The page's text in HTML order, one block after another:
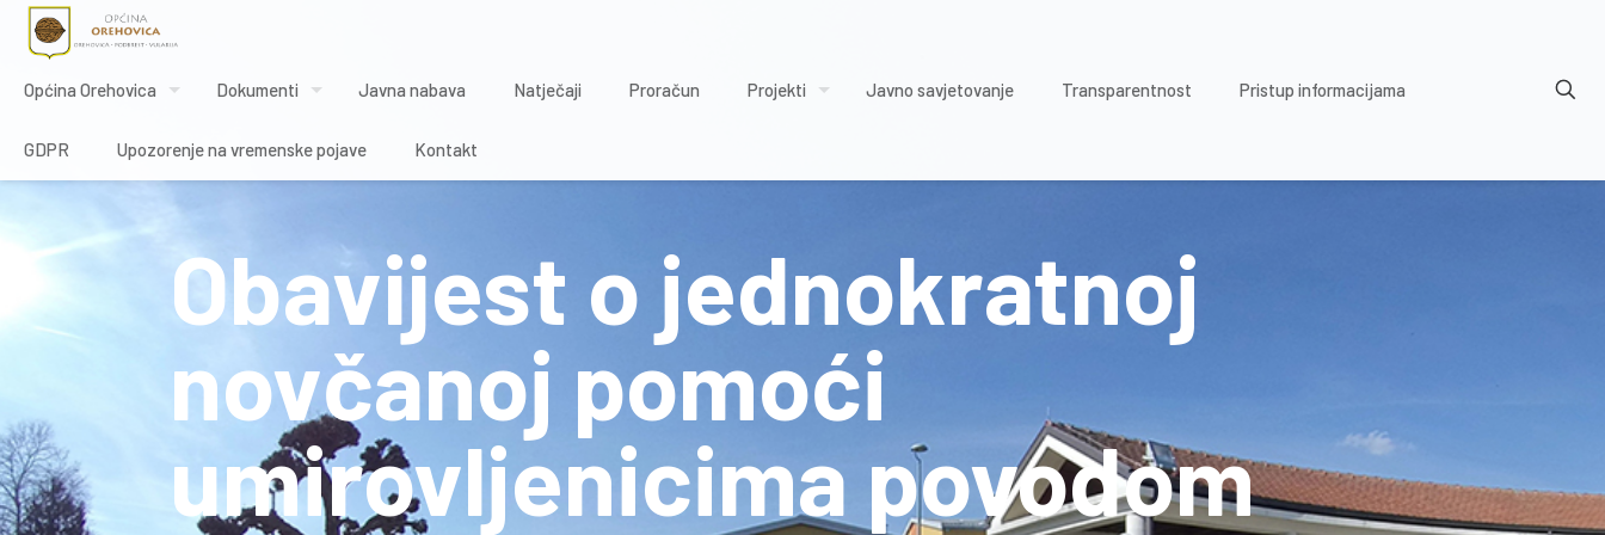
Općina Orehovica Dokumenti Javna nabava Natječaji Proračun Projekti Javno savjetovanje Transparentnost Pristup informacijama
GDPR Upozorenje na vremenske pojave Kontakt
Obavijest o jednokratnoj
novčanoj pomoći
umirovljenicima povodom